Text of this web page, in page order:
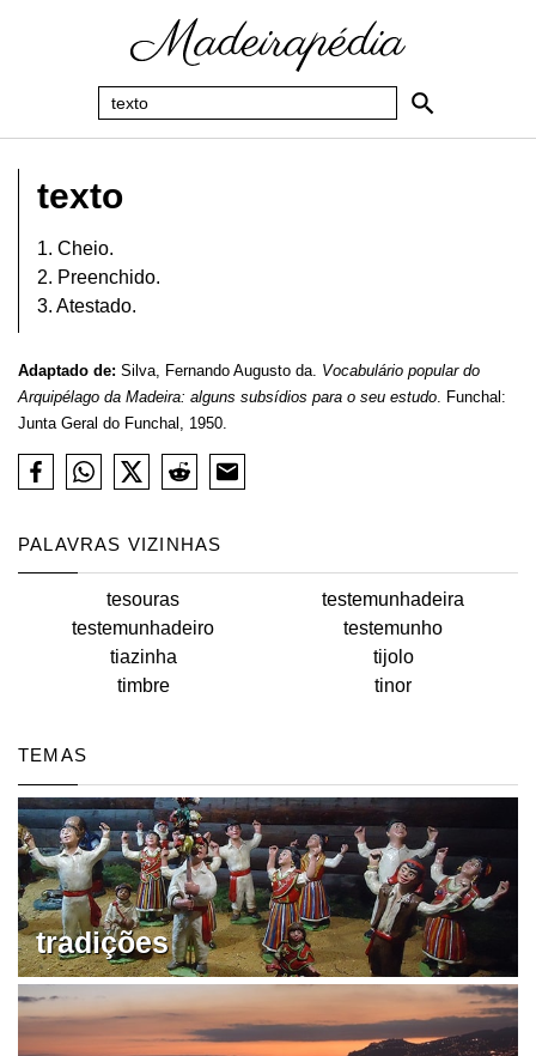
texto
1. Cheio.
2. Preenchido.
3. Atestado.
Adaptado de: Silva, Fernando Augusto da. Vocabulário popular do
Arquipélago da Madeira: alguns subsídios para o seu estudo. Funchal:
Junta Geral do Funchal, 1950.
PALAVRAS VIZINHAS
tesouras
testemunhadeira
testemunhadeiro
testemunho
tiazinha
tijolo
timbre
tinor
TEMAS
tradições